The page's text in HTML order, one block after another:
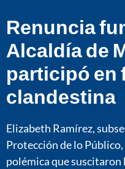
Renuncia
Alcaldía de
participó en
clandestina
Elizabeth Ramírez,
Protección de lo
polémica que suscitaron